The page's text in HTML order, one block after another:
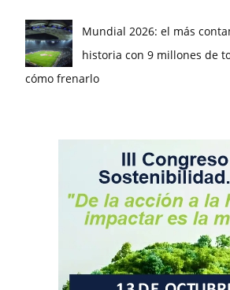
Mundial 2026: el más
historia con 9 millones de
cómo frenarlo